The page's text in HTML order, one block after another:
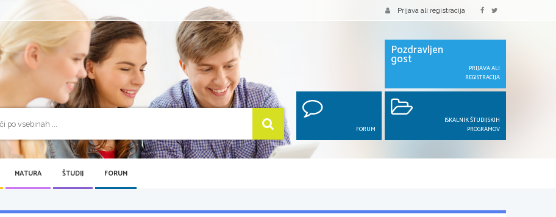
Prijava ali registracija
Pozdravljen
gost
PRIJAVA ALI
REGISTRACIJA
FORUM
ISKALNIK ŠTUDIJSKIH
PROGRAMOV
MATURA ŠTUDIJ FORUM